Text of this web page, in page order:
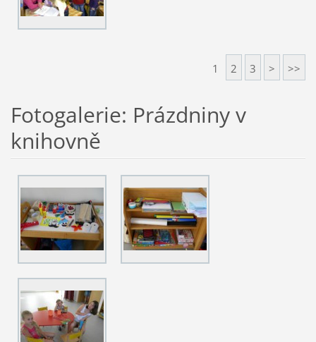
1 2 3 > >>
Fotogalerie: Prázdniny v
knihovně